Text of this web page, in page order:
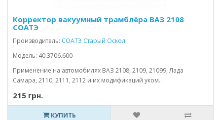
Корректор вакуумный трамблёра ВАЗ 2108
СОАТЭ
Производитель: СОАТЭ Старый Оскол
Модель: 40.3706.600
Применение на автомобилях ВАЗ 2108, 2109, 21099, Лада
Самара, 2110, 2111, 2112 и их модификаций уком..
215 грн.
КУПИТЬ